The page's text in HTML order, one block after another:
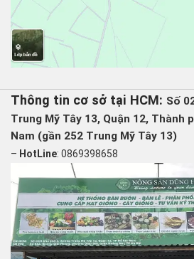
Thông tin cơ sở tại HCM: Số
Trung Mỹ Tây 13, Quận 12, Thành
Nam (gần 252 Trung Mỹ Tây 13)
– HotLine: 0869398658